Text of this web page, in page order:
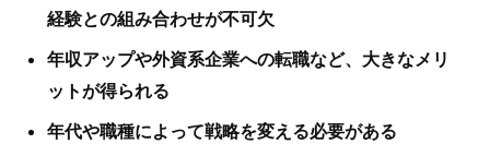
経験との組み合わせが不可欠
年収アップや外資系企業への転職など、大きなメリ
ットが得られる
年代や職種によって戦略を変える必要がある